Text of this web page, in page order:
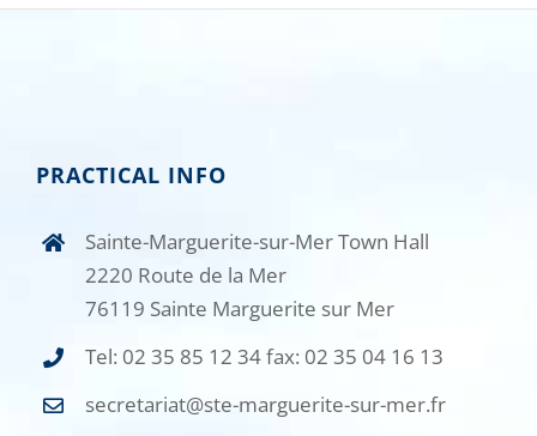
PRACTICAL INFO
Sainte-Marguerite-sur-Mer Town Hall
2220 Route de la Mer
76119 Sainte Marguerite sur Mer
Tel: 02 35 85 12 34 fax: 02 35 04 16 13
secretariat@ste-marguerite-sur-mer.fr